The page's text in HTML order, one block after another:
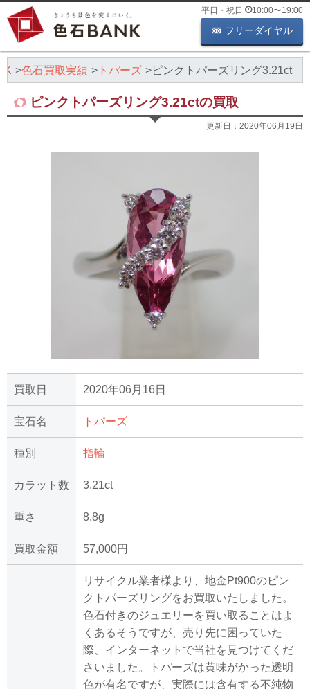
平日・祝日 10:00〜19:00
フリーダイヤル
色石買取実績 トパーズ ピンクトパーズリング3.21ct
ピンクトパーズリング3.21ctの買取
更新日： 2020年06月19日
買取日 2020年06月16日
宝石名 トパーズ
種別 指輪
カラット数 3.21ct
重さ 8.8g
買取金額 57,000円
リサイクル業者様より、地金Pt900のピン
クトパーズリングをお買取いたしました。
色石付きのジュエリーを買い取ることはよ
くあるそうですが、売り先に困っていた
際、インターネットで当社を見つけてくだ
さいました。トパーズは黄味がかった透明
色が有名ですが、実際には含有する不純物